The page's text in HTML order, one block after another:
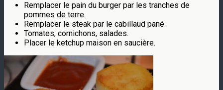
Remplacer le pain du burger par les tranches de
pommes de terre.
Remplacer le steak par le cabillaud pané.
Tomates, cornichons, salades.
Placer le ketchup maison en saucière.